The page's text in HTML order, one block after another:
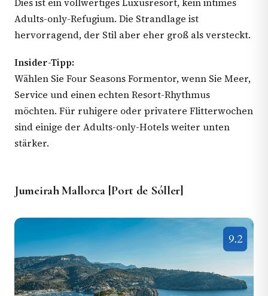
Dies ist ein vollwertiges Luxusresort, kein intimes
Adults-only-Refugium. Die Strandlage ist
hervorragend, der Stil aber eher groß als versteckt.
Insider-Tipp:
Wählen Sie Four Seasons Formentor, wenn Sie Meer,
Service und einen echten Resort-Rhythmus
möchten. Für ruhigere oder privatere Flitterwochen
sind einige der Adults-only-Hotels weiter unten
stärker.
Jumeirah Mallorca [Port de Sóller]